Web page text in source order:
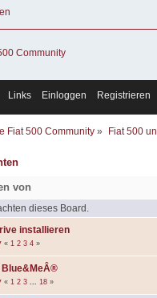
Links Einloggen Registrieren
Fiat 500 Community » Fiat 500
von
dieses Board.
installieren
« 1 2 3 4 »
« 1 2 3 ... 18 »